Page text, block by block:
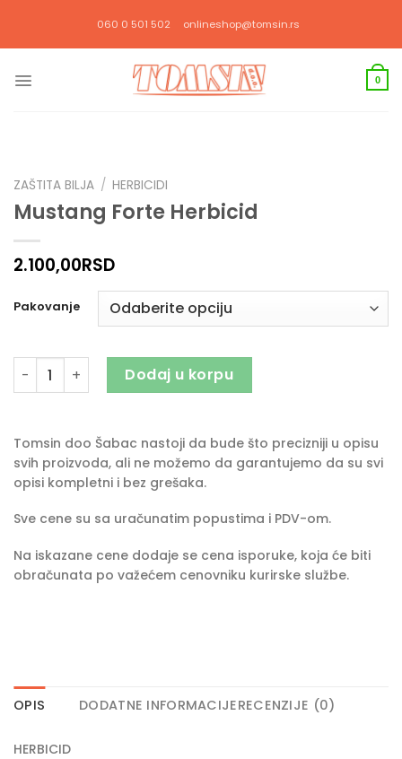
садржај
060 0 501 502 onlineshop@tomsin.rs
0
ZAŠTITA BILJA / HERBICIDI
Mustang Forte Herbicid
2.100,00RSD
Pakovanje
Mustang Forte Herbicid količina
Dodaj u korpu
Tomsin doo Šabac nastoji da bude što precizniji u opisu
svih proizvoda, ali ne možemo da garantujemo da su svi
opisi kompletni i bez grešaka.
Sve cene su sa uračunatim popustima i PDV-om.
Na iskazane cene dodaje se cena isporuke, koja će biti
obračunata po važećem cenovniku kurirske službe.
OPIS DODATNE INFORMACIJERECENZIJE (0)
HERBICID